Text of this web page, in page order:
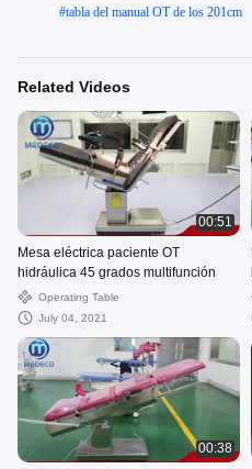
#tabla del manual OT de los 201cm
Related Videos
00:51
Mesa eléctrica paciente OT
hidráulica 45 grados multifunción
Operating Table
July 04, 2021
00:38